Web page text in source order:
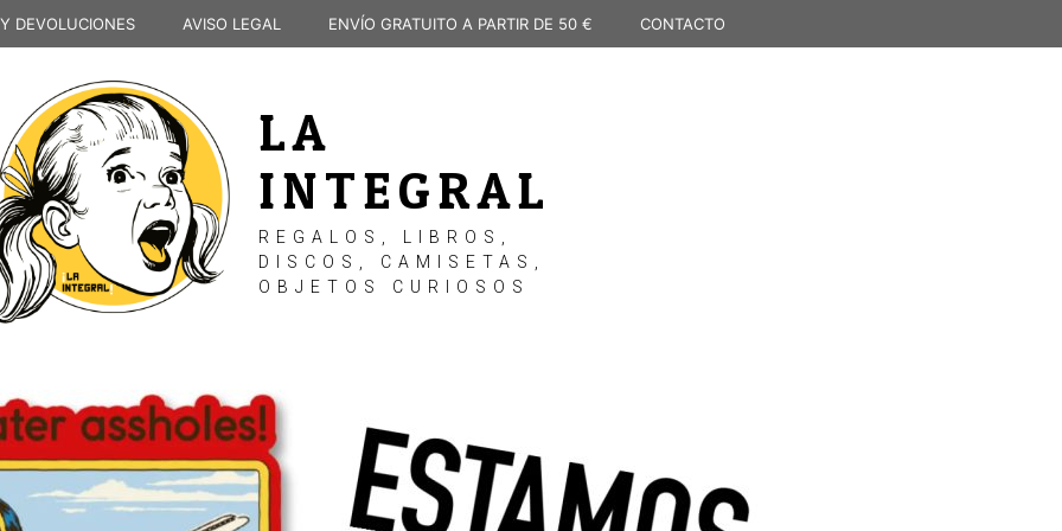
DEVOLUCIONES AVISO LEGAL ENVÍO GRATUITO A PARTIR DE 50 € CONTACTO
LA
INTEGRAL
REGALOS, LIBROS,
DISCOS, CAMISETAS,
OBJETOS CURIOSOS